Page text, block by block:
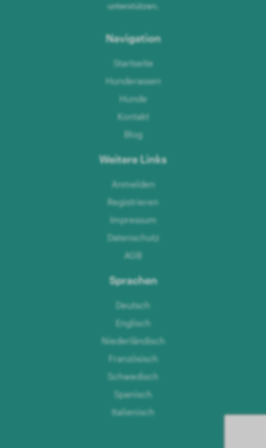
unterstützen.
Navigation
Startseite
Hunderassen
Hunde
Kontakt
Blog
Weitere Links
Anmelden
Registrieren
Impressum
Datenschutz
AGB
Sprachen
Deutsch
Englisch
Niederländisch
Französisch
Schwedisch
Spanisch
Italienisch